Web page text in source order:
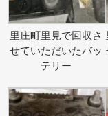
里庄町里見で回収さ
せていただいたバッ
テリー